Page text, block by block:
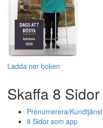
Ladda ner boken
Skaffa 8 Sidor
Prenumerera/Kundtjänst
8 Sidor som app